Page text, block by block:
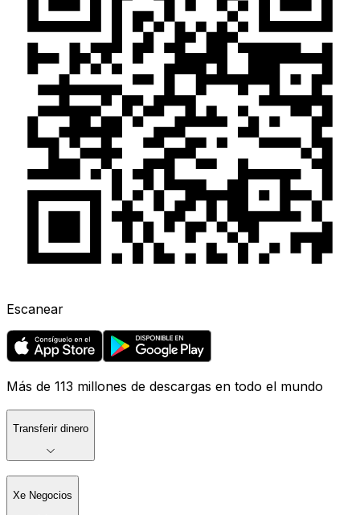
Escanear
Más de 113 millones de descargas en todo el mundo
Transferir dinero
Xe Negocios